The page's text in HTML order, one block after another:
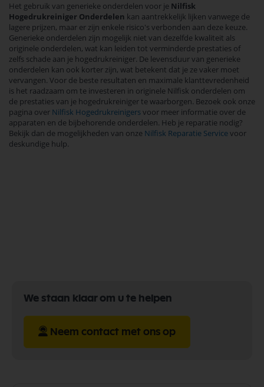
Het gebruik van generieke onderdelen voor je Nilfisk
Hogedrukreiniger Onderdelen kan aantrekkelijk lijken vanwege de
lagere prijzen, maar er zijn enkele risico's verbonden aan deze keuze.
Generieke onderdelen zijn mogelijk niet van dezelfde kwaliteit als
originele onderdelen, wat kan leiden tot verminderde prestaties of
zelfs schade aan je hogedrukreiniger. De levensduur van generieke
onderdelen kan ook korter zijn, wat betekent dat je ze vaker moet
vervangen. Voor de beste resultaten en maximale klanttevredenheid
is het raadzaam om te investeren in originele Nilfisk onderdelen om
de prestaties van je hogedrukreiniger te waarborgen. Bezoek ook onze
pagina over Nilfisk Hogedrukreinigersvoor meer informatie over de
apparaten en de bijbehorende onderdelen. Heb je reparatie nodig?
Bekijk dan de mogelijkheden van onze Nilfisk Reparatie Servicevoor
deskundige hulp.
We staan klaar om u te helpen
Neem contact met ons op